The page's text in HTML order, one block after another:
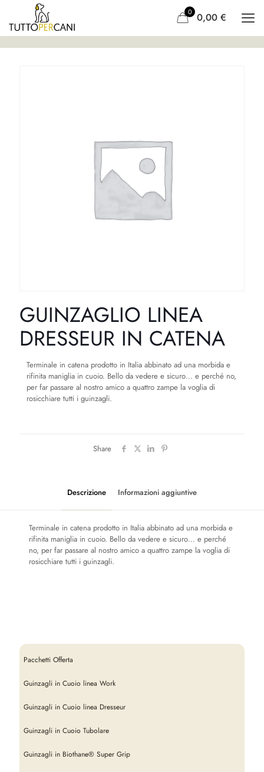
0 0,00 €
GUINZAGLIO LINEA
DRESSEUR IN CATENA
Terminale in catena prodotto in Italia abbinato ad una morbida e
rifinita maniglia in cuoio. Bello da vedere e sicuro… e perché no,
per far passare al nostro amico a quattro zampe la voglia di
rosicchiare tutti i guinzagli.
Share
Descrizione Informazioni aggiuntive
Terminale in catena prodotto in Italia abbinato ad una morbida e
rifinita maniglia in cuoio. Bello da vedere e sicuro… e perché
no, per far passare al nostro amico a quattro zampe la voglia di
rosicchiare tutti i guinzagli.
10mt, 15mt, 5mt, 7,5mt
Larghezza
5mm, 6mm, 7mm
Ottone lucido,Cromato
Minuteria Moschettone
Pacchetti Offerta
Guinzagli in Cuoio linea Work
Guinzagli in Cuoio linea Dresseur
Guinzagli in Cuoio Tubolare
Guinzagli in Biothane® Super Grip